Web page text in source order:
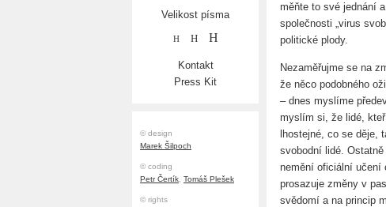
Velikost písma
H H H
Kontakt
Press Kit
© design
Marek Šilpoch
© coding
Petr Čertík, Tomáš Plešek
© rights
měňte to své jednání
společnosti „virus
politické plody.
Nezaměřujme se na
že něco podobného
– dnes myslíme
myslím si, že lidé,
lhostejné, co se děje,
svobodní lidé.
nemění oficiální učení
prosazuje změny v
svědomí a na princip